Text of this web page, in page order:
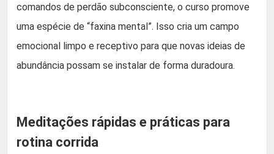
comandos de perdão subconsciente, o curso promove
uma espécie de “faxina mental”. Isso cria um campo
emocional limpo e receptivo para que novas ideias de
abundância possam se instalar de forma duradoura.
Meditações rápidas e práticas para
rotina corrida